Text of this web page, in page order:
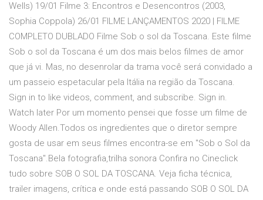
Wells) 19/01 Filme 3: Encontros e Desencontros (2003,
Sophia Coppola) 26/01 FILME LANÇAMENTOS 2020 | FILME
COMPLETO DUBLADO Filme Sob o sol da Toscana. Este filme
Sob o sol da Toscana é um dos mais belos filmes de amor
que já vi. Mas, no desenrolar da trama você será convidado a
um passeio espetacular pela Itália na região da Toscana.
Sign in to like videos, comment, and subscribe. Sign in.
Watch later Por um momento pensei que fosse um filme de
Woody Allen.Todos os ingredientes que o diretor sempre
gosta de usar em seus filmes encontra-se em "Sob o Sol da
Toscana".Bela fotografia,trilha sonora Confira no Cineclick
tudo sobre SOB O SOL DA TOSCANA. Veja ficha técnica,
trailer imagens, crítica e onde está passando SOB O SOL DA